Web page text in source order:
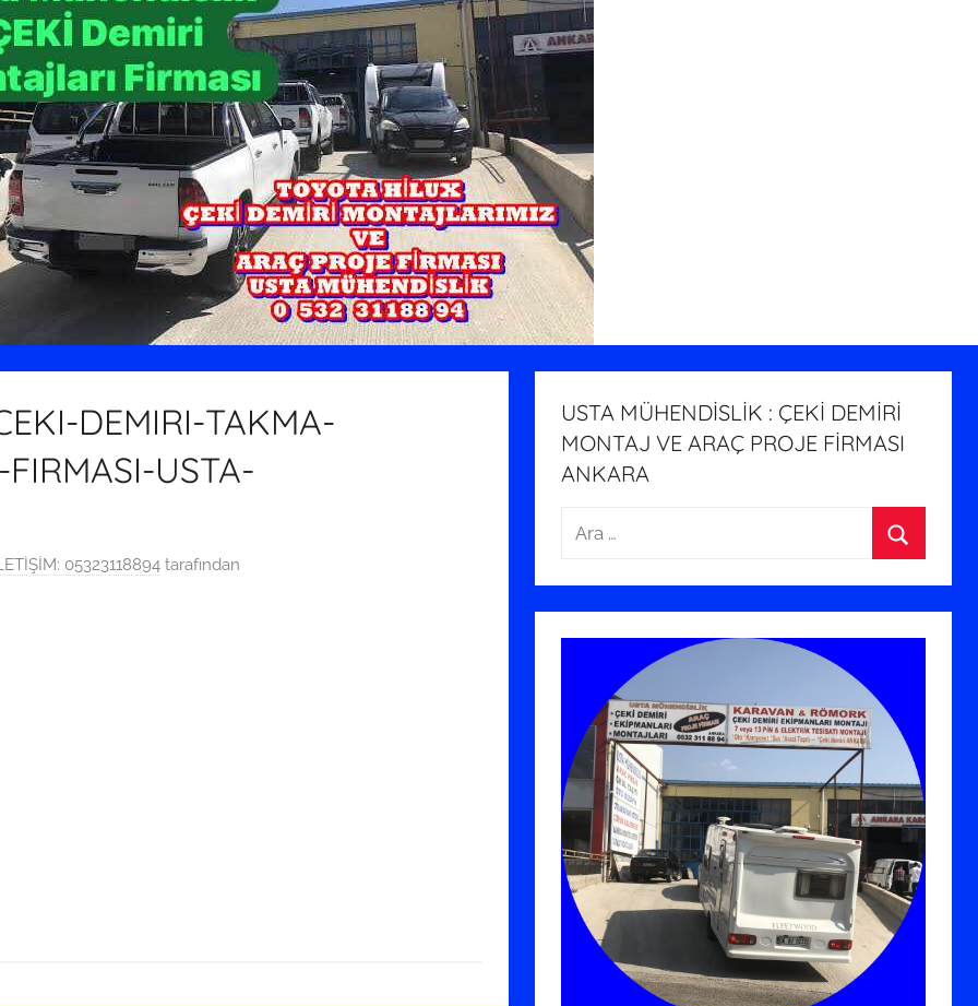
DEMIRI-TAKMA-
USTA-
05323118894 tarafından
USTA MÜHENDİSLİK : ÇEKİ DEMİRİ
MONTAJ VE ARAÇ PROJE FİRMASI
ANKARA
Arama: